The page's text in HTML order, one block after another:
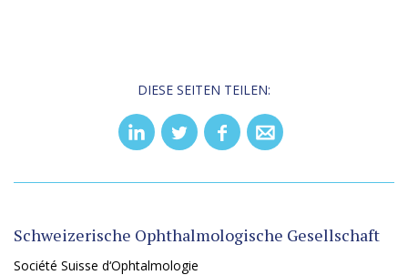
DIESE SEITEN TEILEN:
Schweizerische Ophthalmologische Gesellschaft
Société Suisse d‘Ophtalmologie